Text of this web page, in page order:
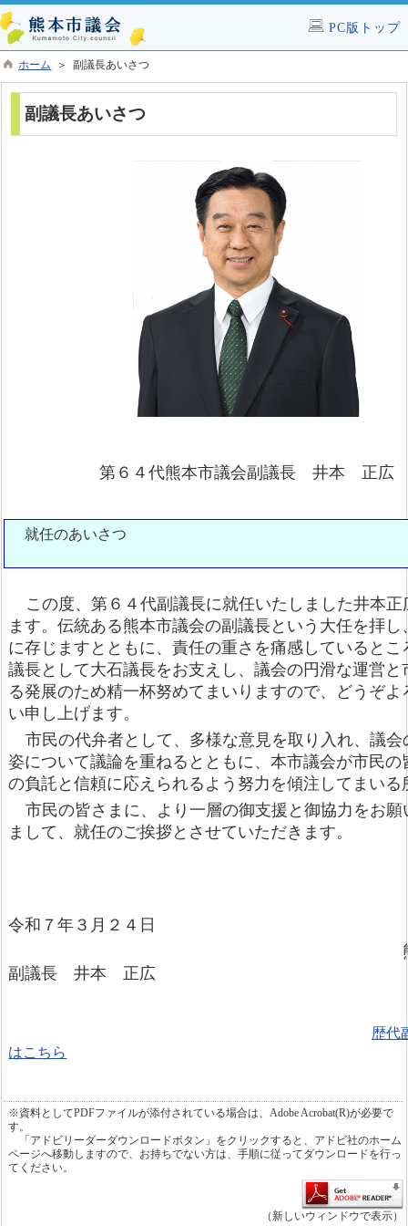
PC版トップ
ホーム ＞ 副議長あいさつ
副議長あいさつ
第６４代熊本市議会副議長 井本 正広
就任のあいさつ
この度、第６４代副議長に就任いたしました井本正
ます。伝統ある熊本市議会の副議長という大任を拝し
に存じますとともに、責任の重さを痛感しているとこ
議長として大石議長をお支えし、議会の円滑な運営と
る発展のため精一杯努めてまいりますので、どうぞよ
い申し上げます。
市民の代弁者として、多様な意見を取り入れ、議会
姿について議論を重ねるとともに、本市議会が市民の
の負託と信頼に応えられるよう努力を傾注してまいる
市民の皆さまに、より一層の御支援と御協力をお願
まして、就任のご挨拶とさせていただきます。
令和７年３月２４日
副議長 井本 正広
歴代
はこちら
※資料としてPDFファイルが添付されている場合は、Adobe Acrobat(R)が必要で
す。
「アドビリーダーダウンロードボタン」をクリックすると、アドビ社のホーム
ページへ移動しますので、お持ちでない方は、手順に従ってダウンロードを行っ
てください。
（新しいウィンドウで表示）